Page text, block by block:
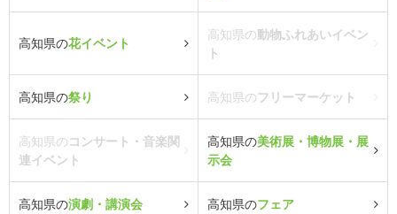
高知県の花イベント
高知県の動物ふれあいイベン
ト
高知県の祭り 高知県のフリーマーケット
高知県のコンサート・音楽関
連イベント
高知県の美術展・博物展・展
示会
高知県の演劇・講演会 高知県のフェア